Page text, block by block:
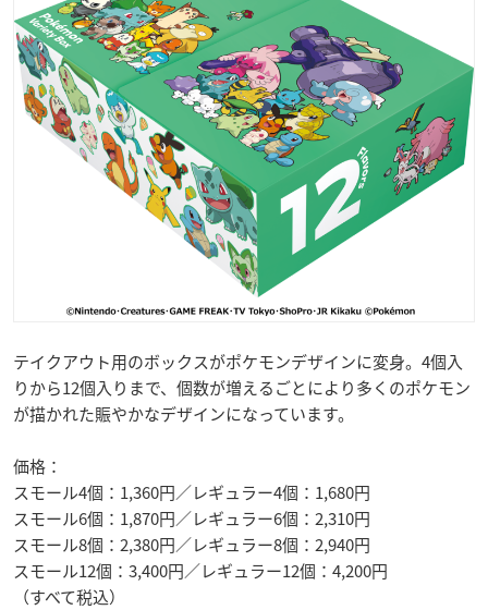
テイクアウト用のボックスがポケモンデザインに変身。4個入
りから12個入りまで、個数が増えるごとにより多くのポケモン
が描かれた賑やかなデザインになっています。
価格：
スモール4個：1,360円／レギュラー4個：1,680円
スモール6個：1,870円／レギュラー6個：2,310円
スモール8個：2,380円／レギュラー8個：2,940円
スモール12個：3,400円／レギュラー12個：4,200円
（すべて税込）